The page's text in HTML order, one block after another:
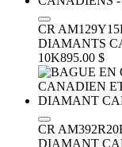
CR AM129Y15
DIAMANTS
10K895.00 $
CR AM392R20
DIAMANT